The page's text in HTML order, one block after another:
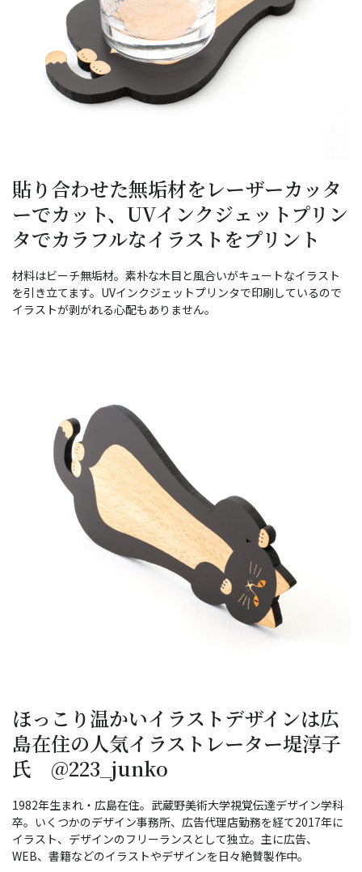
貼り合わせた無垢材をレーザーカッタ
ーでカット、UVインクジェットプリン
タでカラフルなイラストをプリント
材料はビーチ無垢材。素朴な木目と風合いがキュートなイラスト
を引き立てます。UVインクジェットプリンタで印刷しているので
イラストが剥がれる心配もありません。
ほっこり温かいイラストデザインは広
島在住の人気イラストレーター堤淳子
氏 @223_junko
1982年生まれ・広島在住。武蔵野美術大学視覚伝達デザイン学科
卒。いくつかのデザイン事務所、広告代理店勤務を経て2017年に
イラスト、デザインのフリーランスとして独立。主に広告、
WEB、書籍などのイラストやデザインを日々絶賛製作中。